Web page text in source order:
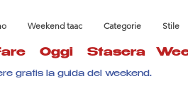
Weekend taac Categorie Stile
Oggi Stasera
gratis la guida del weekend.